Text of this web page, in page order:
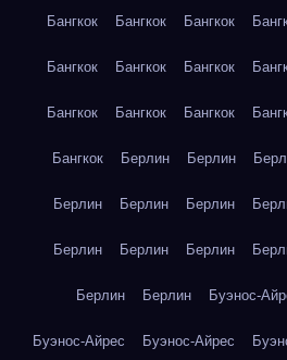
Бангкок Бангкок Бангкок
Бангкок Бангкок Бангкок
Бангкок Бангкок Бангкок
Бангкок Берлин Берлин
Берлин Берлин Берлин
Берлин Берлин Берлин
Берлин Берлин Буэнос-
Буэнос-Айрес Буэнос-Айрес